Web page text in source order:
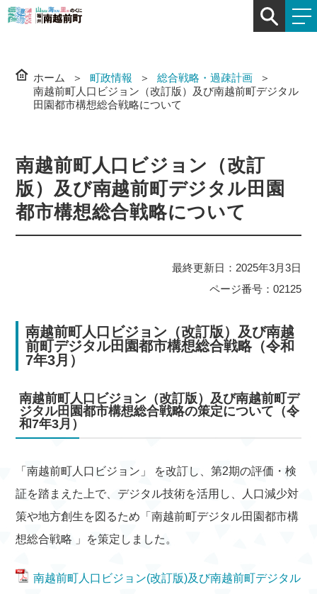
ホーム 町政情報
総合戦略・過疎計画
南越前町人口ビジョン（改訂版）及び南越前町デジタル
田園都市構想総合戦略について
南越前町人口ビジョン（改訂
版）及び南越前町デジタル田園
都市構想総合戦略について
最終更新日：2025年3月3日
ページ番号：02125
南越前町人口ビジョン（改訂版）及び南越
前町デジタル田園都市構想総合戦略（令和
7年3月）
南越前町人口ビジョン（改訂版）及び南越前町デ
ジタル田園都市構想総合戦略の策定について（令
和7年3月）
「南越前町人口ビジョン」 を改訂し、第2期の評価・検
証を踏まえた上で、デジタル技術を活用し、人口減少対
策や地方創生を図るため「南越前町デジタル田園都市構
想総合戦略 」を策定しました。
南越前町人口ビジョン(改訂版)及び南越前町デジタル